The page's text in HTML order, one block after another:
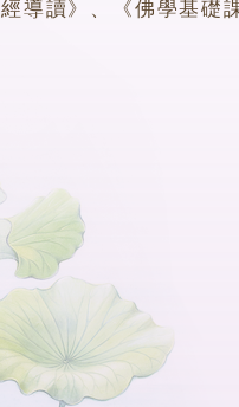
經導讀》、《佛學基礎